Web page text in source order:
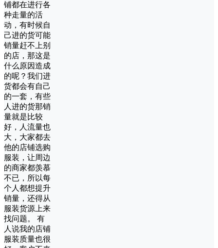
铺都在进行各
种走量的活
动，有时候自
己进的货可能
销量赶不上别
的店，那这是
什么原因造成
的呢？我们进
货都会有自己
的一套，有些
人进的货那销
量就是比较
好，人流量也
大，大家都去
他的店铺选购
服装，让周边
的商家都羡慕
不已，所以每
个人都想提升
销量，还得从
服装货源上来
找问题。 有
人说我的店铺
服装质量也很